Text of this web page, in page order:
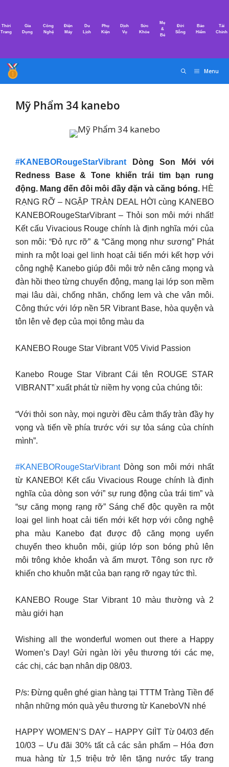
nội
Thời
Trang
Gia
Dụng
Công
Nghệ
Điện
Máy
Du
Lịch
Phụ
Kiện
Dịch
Vụ
Sức
Khỏe
Mẹ
&
Bé
Đời
Sống
Bảo
Hiểm
Tài
Chính
Menu
Mỹ Phẩm 34 kanebo
#KANEBORougeStarVibrant Dòng Son Mới với
Redness Base & Tone khiến trái tim bạn rung
động. Mang đến đôi môi đầy đặn và căng bóng. HÈ
RẠNG RỠ – NGẬP TRÀN DEAL HỜI cùng KANEBO
KANEBORougeStarVibrant – Thỏi son môi mới nhất!
Kết cấu Vivacious Rouge chính là định nghĩa mới của
son môi: “Đỏ rực rỡ” & “Căng mọng như sương” Phát
minh ra một loại gel linh hoạt cải tiến mới kết hợp với
công nghệ Kanebo giúp đôi môi trở nên căng mọng và
đàn hồi theo từng chuyển động, mang lại lớp son mềm
mại lâu dài, chống nhăn, chống lem và che vân môi.
Công thức với lớp nền 5R Vibrant Base, hòa quyện và
tôn lên vẻ đẹp của mọi tông màu da
KANEBO Rouge Star Vibrant V05 Vivid Passion
Kanebo Rouge Star Vibrant Cái tên ROUGE STAR
VIBRANT” xuất phát từ niềm hy vọng của chúng tôi:
“Với thỏi son này, mọi người đều cảm thấy tràn đầy hy
vọng và tiến về phía trước với sự tỏa sáng của chính
mình”.
#KANEBORougeStarVibrantDòng son môi mới nhất
từ KANEBO! Kết cấu Vivacious Rouge chính là định
nghĩa của dòng son với” sự rung động của trái tim” và
“sự căng mọng rạng rỡ” Sáng chế độc quyền ra một
loại gel linh hoạt cải tiến mới kết hợp với công nghệ
pha màu Kanebo đạt được độ căng mọng uyển
chuyển theo khuôn môi, giúp lớp son bóng phủ lên
môi trông khỏe khoắn và ẩm mượt. Tông son rực rỡ
khiến cho khuôn mặt của bạn rạng rỡ ngay tức thì.
KANEBO Rouge Star Vibrant 10 màu thường và 2
màu giới hạn
Wishing all the wonderful women out there a Happy
Women’s Day! Gửi ngàn lời yêu thương tới các mẹ,
các chị, các bạn nhân dịp 08/03.
P/s: Đừng quên ghé gian hàng tại TTTM Tràng Tiền để
nhận những món quà yêu thương từ KaneboVN nhé
HAPPY WOMEN’S DAY – HAPPY GIÌT Từ 04/03 đến
10/03 – Ưu đãi 30% tất cả các sản phẩm – Hóa đơn
mua hàng từ 1,5 triệu trở lên tặng nước tẩy trang